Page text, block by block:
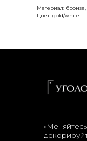
Материал: бронза,
Цвет: gold/white